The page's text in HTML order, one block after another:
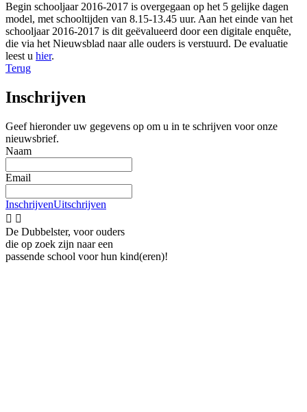
Begin schooljaar 2016-2017 is overgegaan op het 5 gelijke dagen
model, met schooltijden van 8.15-13.45 uur. Aan het einde van het
schooljaar 2016-2017 is dit geëvalueerd door een digitale enquête,
die via het Nieuwsblad naar alle ouders is verstuurd. De evaluatie
leest u hier.
Terug
Inschrijven
Geef hieronder uw gegevens op om u in te schrijven voor onze
nieuwsbrief.
Naam
Email
InschrijvenUitschrijven
 
De Dubbelster, voor ouders
die op zoek zijn naar een
passende school voor hun kind(eren)!